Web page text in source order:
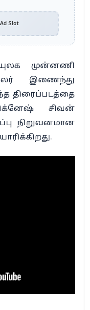
Slot
முன்னணி
இணைந்து
திரைப்படத்தை
சிவன்
நிறுவனமான